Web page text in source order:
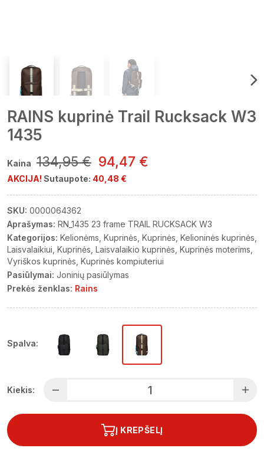
RAINS kuprinė Trail Rucksack W3
1435
Kaina 134,95 € 94,47 €
AKCIJA! Sutaupote: 40,48 €
SKU: 0000064362
Aprašymas: RN_1435 23 frame TRAIL RUCKSACK W3
Kategorijos: Kelionėms Kuprinės Kuprinės Kelioninės kuprinės
Laisvalaikiui Kuprinės Laisvalaikio kuprinės Kuprinės moterims
Vyriškos kuprinės Kuprinės kompiuteriui
Pasiūlymai: Joninių pasiūlymas
Prekės ženklas: Rains
Spalva:
Kiekis:
Į KREPŠELĮ